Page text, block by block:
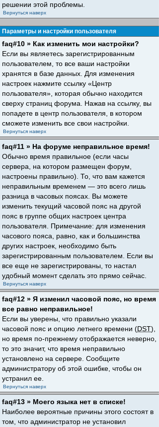
решении этой проблемы.
Вернуться наверх
Параметры и настройки пользователя
faq#10 » Как изменить мои настройки?
Если вы являетесь зарегистрированным
пользователем, то все ваши настройки
хранятся в базе данных. Для изменения
настроек нажмите ссылку «Центр
пользователя», которая обычно находится
сверху страниц форума. Нажав на ссылку, вы
попадете в центр пользователя, в котором
сможете изменить все свои настройки.
Вернуться наверх
faq#11 » На форуме неправильное время!
Обычно время правильное (если часы
сервера, на котором размещен форум,
настроены правильно). То, что вам кажется
неправильным временем — это всего лишь
разница в часовых поясах. Вы можете
изменить текущий часовой пояс на другой
пояс в группе общих настроек центра
пользователя. Примечание: для изменения
часового пояса, равно, как и большинства
других настроек, необходимо быть
зарегистрированным пользователем. Если вы
все еще не зарегистрированы, то настал
удобный момент сделать это прямо сейчас.
Вернуться наверх
faq#12 » Я изменил часовой пояс, но время
все равно неправильное!
Если вы уверены, что правильно указали
часовой пояс и опцию летнего времени (DST),
но время по-прежнему отображается неверно,
то это значит, что время неправильно
установлено на сервере. Сообщите
администратору об этой ошибке, чтобы он
устранил ее.
Вернуться наверх
faq#13 » Моего языка нет в списке!
Наиболее вероятные причины этого состоят в
том, что администратор не установил